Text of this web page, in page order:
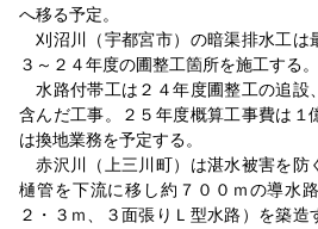
へ移る予定。
刈沼川（宇都宮市）の暗渠排水工は
３～２４年度の圃整工箇所を施工する。
水路付帯工は２４年度圃整工の追設
含んだ工事。２５年度概算工事費は１
は換地業務を予定する。
赤沢川（上三川町）は湛水被害を防
樋管を下流に移し約７００ｍの導水
２・３ｍ、３面張りＬ型水路）を築造